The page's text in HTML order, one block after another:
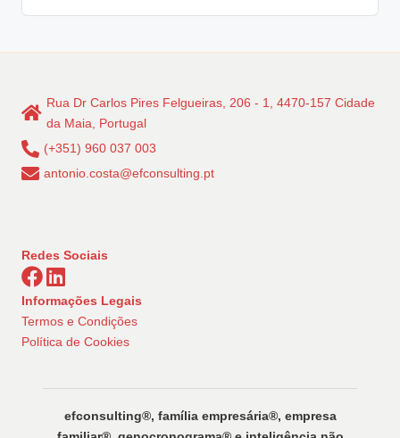
Rua Dr Carlos Pires Felgueiras, 206 - 1, 4470-157 Cidade
da Maia, Portugal
(+351) 960 037 003
antonio.costa@efconsulting.pt
Redes Sociais
Informações Legais
Termos e Condições
Política de Cookies
efconsulting®️, família empresária®️, empresa